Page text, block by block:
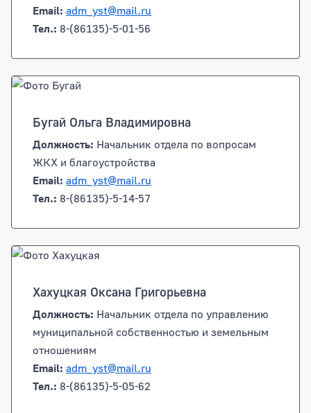
Email: adm_yst@mail.ru
Тел.: 8-(86135)-5-01-56
Бугай Ольга Владимировна
Должность: Начальник отдела по вопросам
ЖКХ и благоустройства
Email: adm_yst@mail.ru
Тел.: 8-(86135)-5-14-57
Хахуцкая Оксана Григорьевна
Должность: Начальник отдела по управлению
муниципальной собственностью и земельным
отношениям
Email: adm_yst@mail.ru
Тел.: 8-(86135)-5-05-62